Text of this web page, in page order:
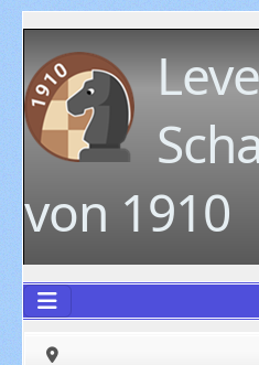
von 1910